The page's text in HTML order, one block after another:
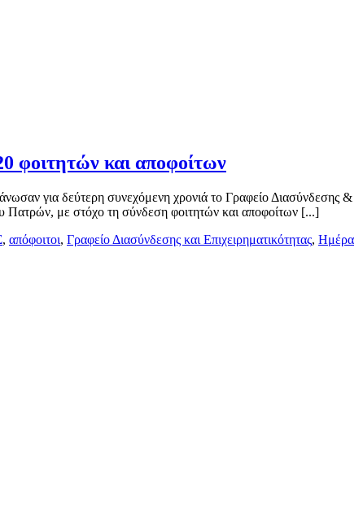
φοιτητών και αποφοίτων
για δεύτερη συνεχόμενη χρονιά το Γραφείο Διασύνδεσης &
Πατρών, με στόχο τη σύνδεση φοιτητών και αποφοίτων [...]
, απόφοιτοι, Γραφείο Διασύνδεσης και Επιχειρηματικότητας, Ημέρα